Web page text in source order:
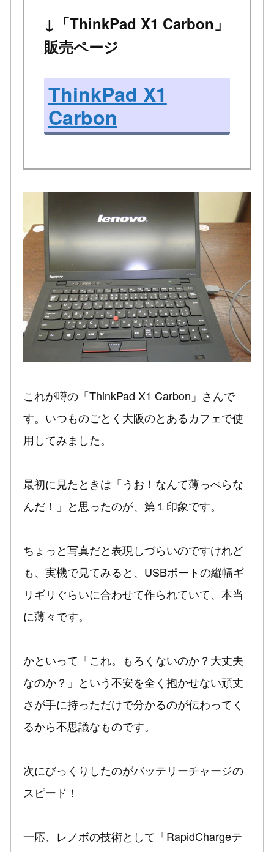
↓「ThinkPad X1 Carbon」
販売ページ
ThinkPad X1
Carbon
これが噂の「ThinkPad X1 Carbon」さんで
す。いつものごとく大阪のとあるカフェで使
用してみました。
最初に見たときは「うお！なんて薄っぺらな
んだ！」と思ったのが、第１印象です。
ちょっと写真だと表現しづらいのですけれど
も、実機で見てみると、USBポートの縦幅ギ
リギリぐらいに合わせて作られていて、本当
に薄々です。
かといって「これ。もろくないのか？大丈夫
なのか？」という不安を全く抱かせない頑丈
さが手に持っただけで分かるのが伝わってく
るから不思議なものです。
次にびっくりしたのがバッテリーチャージの
スピード！
一応、レノボの技術として「RapidChargeテ